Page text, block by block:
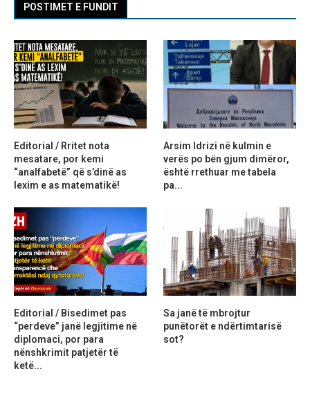
POSTIMET E FUNDIT
Editorial / Rritet nota
mesatare, por kemi
“analfabetë” që s’dinë as
lexim e as matematikë!
Arsim Idrizi në kulmin e
verës po bën gjum dimëror,
është rrethuar me tabela
pa...
Editorial / Bisedimet pas
“perdeve” janë legjitime në
diplomaci, por para
nënshkrimit patjetër të
ketë...
Sa janë të mbrojtur
punëtorët e ndërtimtarisë
sot?